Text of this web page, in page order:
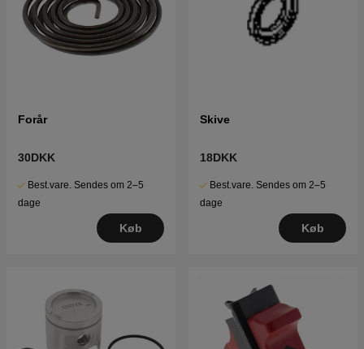
Forår
30DKK
Best.vare. Sendes om 2–5
dage
Køb
Skive
18DKK
Best.vare. Sendes om 2–5
dage
Køb